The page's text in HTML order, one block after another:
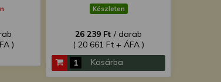
)
Készleten
26 239 Ft / darab
( 20 661 Ft + ÁFA )
Kosárba